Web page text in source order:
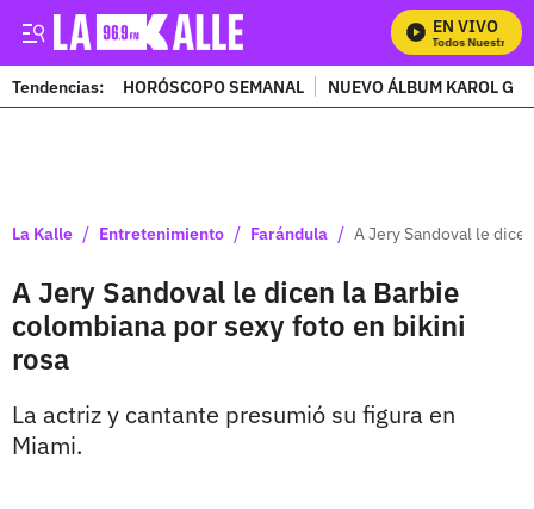
EN VIVO
Mira Todos Nuestros
Tendencias: HORÓSCOPO SEMANAL NUEVO ÁLBUM KAROL G
La Kalle / Entretenimiento / Farándula / A Jery Sandoval le
A Jery Sandoval le dicen la Barbie
colombiana por sexy foto en bikini
rosa
La actriz y cantante presumió su figura en
Miami.